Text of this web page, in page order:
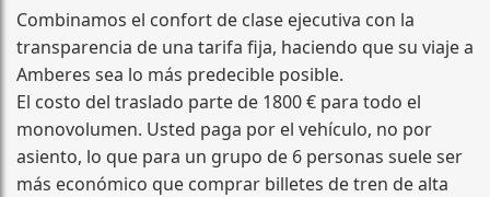
Combinamos el confort de clase ejecutiva con la
transparencia de una tarifa fija, haciendo que su viaje a
Amberes sea lo más predecible posible.
El costo del traslado parte de 1800 € para todo el
monovolumen. Usted paga por el vehículo, no por
asiento, lo que para un grupo de 6 personas suele ser
más económico que comprar billetes de tren de alta